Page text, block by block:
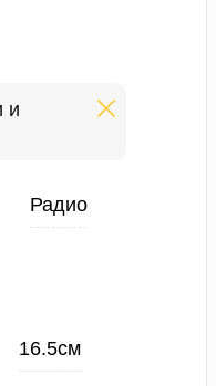
и
Радио
16.5см